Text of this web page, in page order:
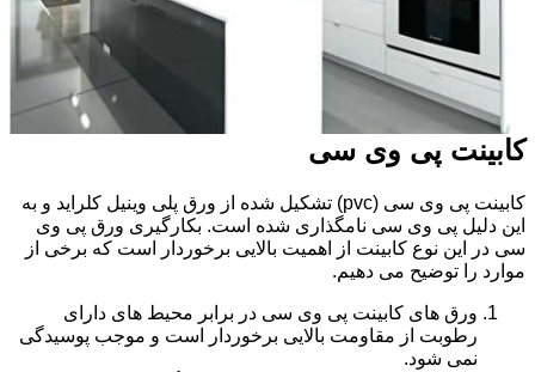
کابینت پی وی سی
کابینت پی وی سی (pvc) تشکیل شده از ورق پلی وینیل کلراید و به
این دلیل پی وی سی نامگذاری شده است. بکارگیری ورق پی وی
سی در این نوع کابینت از اهمیت بالایی برخوردار است که برخی از
موارد را توضیح می دهیم.
ورق های کابینت پی وی سی در برابر محیط های دارای
رطوبت از مقاومت بالایی برخوردار است و موجب پوسیدگی
نمی شود.